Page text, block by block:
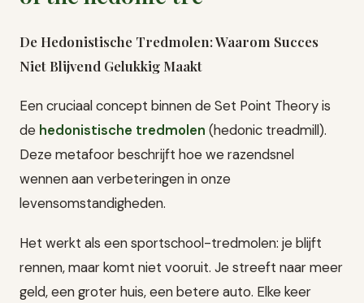
De Hedonistische Tredmolen: Waarom Succes
Niet Blijvend Gelukkig Maakt
Een cruciaal concept binnen de Set Point Theory is
de hedonistische tredmolen (hedonic treadmill).
Deze metafoor beschrijft hoe we razendsnel
wennen aan verbeteringen in onze
levensomstandigheden.
Het werkt als een sportschool-tredmolen: je blijft
rennen, maar komt niet vooruit. Je streeft naar meer
geld, een groter huis, een betere auto. Elke keer